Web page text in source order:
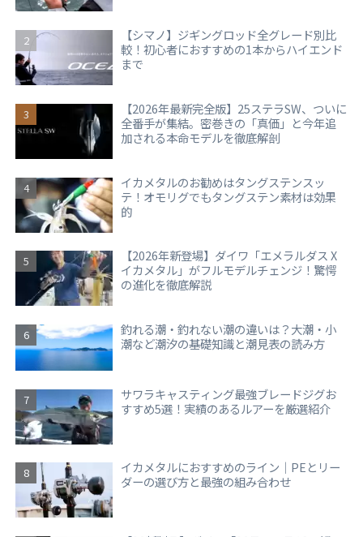
【シマノ】ジギングロッド全グレード別比
較！初心者におすすめの1本からハイエンド
まで
【2026年最新完全版】25ステラSW、ついに
全番手が集結。密巻きの「真価」と今年追
加される本命モデルを徹底解剖
イカメタルのお勧めはタングステンスッ
テ！オモリグでもタングステン素材は効果
的
【2026年新登場】ダイワ「エメラルダス X
イカメタル」がフルモデルチェンジ！驚愕
の進化を徹底解説
釣れる潮・釣れない潮の違いは？大潮・小
潮など潮汐の基礎知識と潮見表の読み方
サワラキャスティング最強ブレードジグお
すすめ5選！実績のあるルアーを厳選紹介
イカメタルにおすすめのライン｜PEとリー
ダーの選び方と最強の組み合わせ